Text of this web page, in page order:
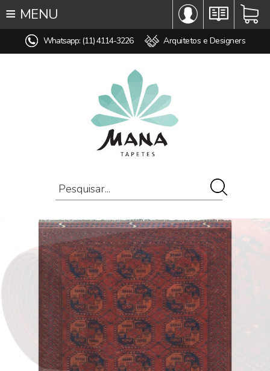
∞ TODOS OS TAPETES
♥ TAPETES SOB MEDIDA
COMPOSIÇÃO
OFERTAS
≡ MENU
Whatsapp: (11) 4114-3226 Arquitetos e Designers